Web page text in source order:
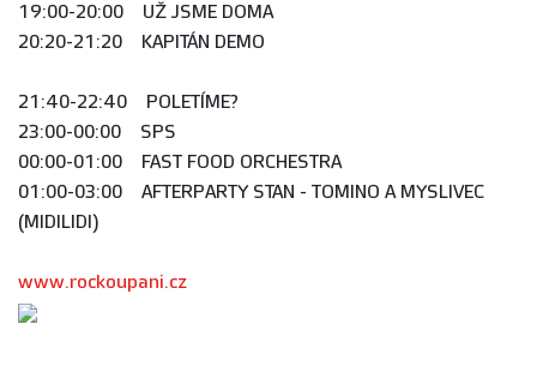
19:00-20:00 UŽ JSME DOMA
20:20-21:20 KAPITÁN DEMO
21:40-22:40 POLETÍME?
23:00-00:00 SPS
00:00-01:00 FAST FOOD ORCHESTRA
01:00-03:00 AFTERPARTY STAN - TOMINO A MYSLIVEC
(MIDILIDI)
www.rockoupani.cz